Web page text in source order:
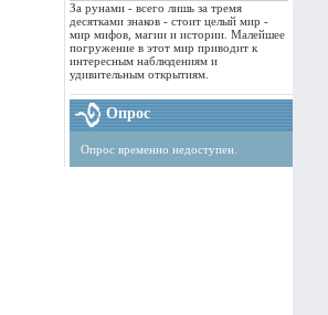
За рунами - всего лишь за тремя
десятками знаков - стоит целый мир -
мир мифов, магии и истории. Малейшее
погружение в этот мир приводит к
интересным наблюдениям и
удивительным открытиям.
Опрос
Опрос временно недоступен.